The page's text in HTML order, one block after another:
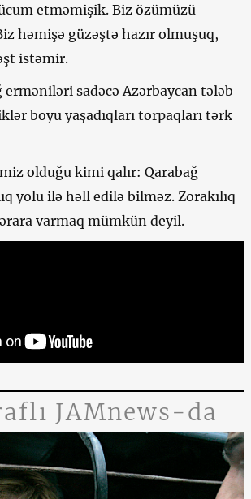
etməmişik. Biz özümüzü
həmişə güzəştə hazır olmuşuq,
istəmir.
erməniləri sadəcə Azərbaycan tələb
boyu yaşadıqları torpaqları tərk
olduğu kimi qalır: Qarabağ
yolu ilə həll edilə bilməz. Zorakılıq
varmaq mümkün deyil.
JAMnews-da